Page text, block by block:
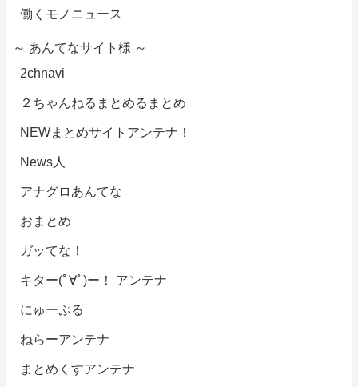
働くモノニュース
～ あんてなサイト様 ～
2chnavi
２ちゃんねるまとめるまとめ
NEWまとめサイトアンテナ！
News人
アナグロあんてな
おまとめ
ガッてな！
キター(ﾟ∀ﾟ)ー！ アンテナ
にゅーぷる
ねらーアンテナ
まとめくすアンテナ